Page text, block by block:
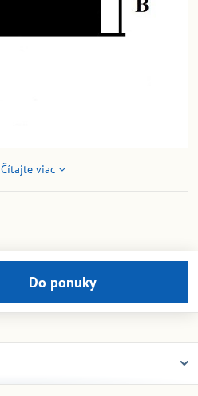
Čítajte viac
Do ponuky